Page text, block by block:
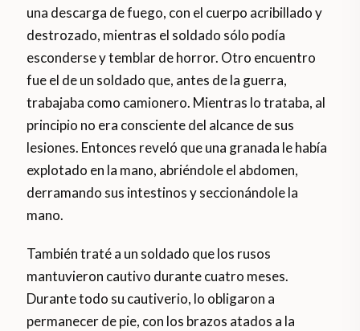
una descarga de fuego, con el cuerpo acribillado y
destrozado, mientras el soldado sólo podía
esconderse y temblar de horror. Otro encuentro
fue el de un soldado que, antes de la guerra,
trabajaba como camionero. Mientras lo trataba, al
principio no era consciente del alcance de sus
lesiones. Entonces reveló que una granada le había
explotado en la mano, abriéndole el abdomen,
derramando sus intestinos y seccionándole la
mano.
También traté a un soldado que los rusos
mantuvieron cautivo durante cuatro meses.
Durante todo su cautiverio, lo obligaron a
permanecer de pie, con los brazos atados a la